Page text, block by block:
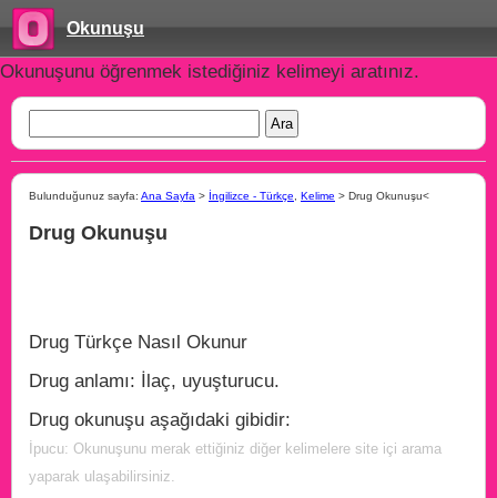
Okunuşu
Okunuşunu öğrenmek istediğiniz kelimeyi aratınız.
Bulunduğunuz sayfa: Ana Sayfa > İngilizce - Türkçe Kelime > Drug Okunuşu<
Drug Okunuşu
Drug Türkçe Nasıl Okunur
Drug anlamı: İlaç, uyuşturucu.
Drug okunuşu aşağıdaki gibidir:
İpucu: Okunuşunu merak ettiğiniz diğer kelimelere site içi arama
yaparak ulaşabilirsiniz.